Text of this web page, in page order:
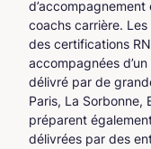
coachs carrière.
des certifications
accompagnées
délivré par de
Paris, La Sorbonne,
préparent
délivrées par des